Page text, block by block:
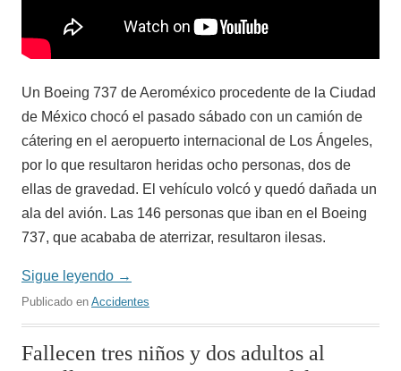
Un Boeing 737 de Aeroméxico procedente de la Ciudad
de México chocó el pasado sábado con un camión de
cátering en el aeropuerto internacional de Los Ángeles,
por lo que resultaron heridas ocho personas, dos de
ellas de gravedad. El vehículo volcó y quedó dañada un
ala del avión. Las 146 personas que iban en el Boeing
737, que acababa de aterrizar, resultaron ilesas.
Sigue leyendo →
Publicado en Accidentes
Fallecen tres niños y dos adultos al